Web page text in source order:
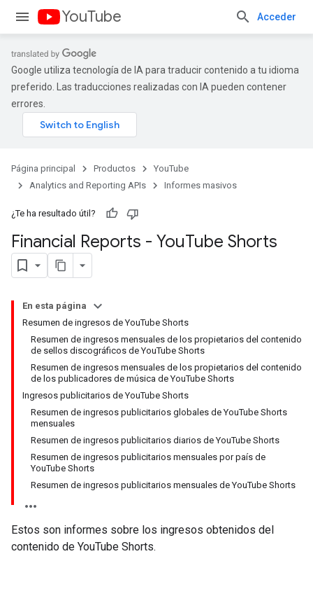
YouTube Acceder
Google utiliza tecnología de IA para traducir contenido a tu idioma
preferido. Las traducciones realizadas con IA pueden contener
errores.
Página principal Productos
YouTube
Analytics and Reporting APIs
Informes masivos
¿Te ha resultado útil?
Financial Reports - YouTube Shorts
En esta página
Resumen de ingresos de YouTube Shorts
Resumen de ingresos mensuales de los propietarios del contenido
de sellos discográficos de YouTube Shorts
Resumen de ingresos mensuales de los propietarios del contenido
de los publicadores de música de YouTube Shorts
Ingresos publicitarios de YouTube Shorts
Resumen de ingresos publicitarios globales de YouTube Shorts
mensuales
Resumen de ingresos publicitarios diarios de YouTube Shorts
Resumen de ingresos publicitarios mensuales por país de
YouTube Shorts
Resumen de ingresos publicitarios mensuales de YouTube Shorts
Estos son informes sobre los ingresos obtenidos del
contenido de YouTube Shorts.